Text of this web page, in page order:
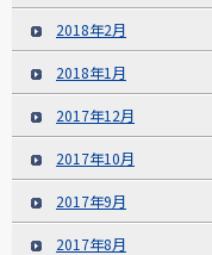
2018年2月
2018年1月
2017年12月
2017年10月
2017年9月
2017年8月